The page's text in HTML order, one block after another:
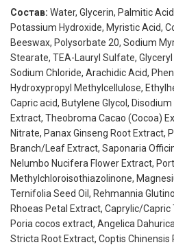
Состав: Water, Glycerin, Palmitic
Potassium Hydroxide, Myristic Acid,
Beeswax, Polysorbate 20, Sodium
Stearate, TEA-Lauryl Sulfate,
Sodium Chloride, Arachidic Acid,
Hydroxypropyl Methylcellulose,
Capric acid, Butylene Glycol,
Extract, Theobroma Cacao (Cocoa)
Nitrate, Panax Ginseng Root Extract,
Branch/Leaf Extract, Saponaria
Nelumbo Nucifera Flower Extract,
Methylchloroisothiazolinone,
Ternifolia Seed Oil, Rehmannia
Rhoeas Petal Extract, Caprylic/
Poria cocos extract, Angelica
Stricta Root Extract, Coptis Chinensis